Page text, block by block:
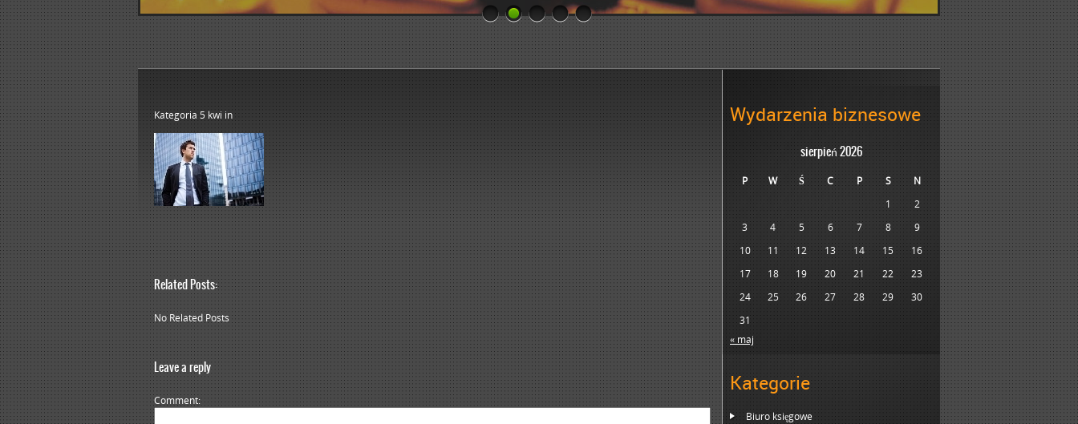
1 2 3
Wydarzenia biznesowe
sierpień 2026
P W Ś C P S
N
1
2
3
4 5 6 7 8
9
10
11 12 13 14 15
16
17
18 19 20 21 22
23
24
25 26 27 28 29
30
31
« maj
Kategorie
Biuro księgowe
Kategoria 5 kwi in
Related Posts:
No Related Posts
Leave a reply
Comment